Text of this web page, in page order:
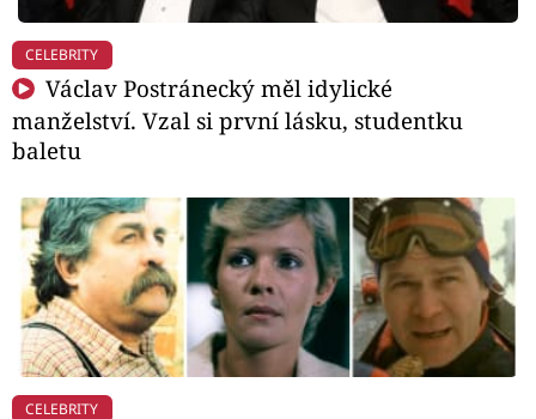
CELEBRITY
Václav Postránecký měl idylické
manželství. Vzal si první lásku, studentku
baletu
CELEBRITY